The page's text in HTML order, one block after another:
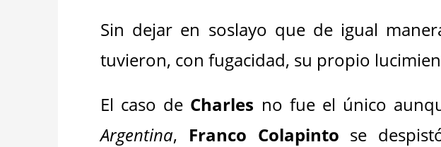
Sin dejar en soslayo que de igual
tuvieron, con fugacidad, su propio
El caso de Charles no fue el único
Argentina, Franco Colapinto se